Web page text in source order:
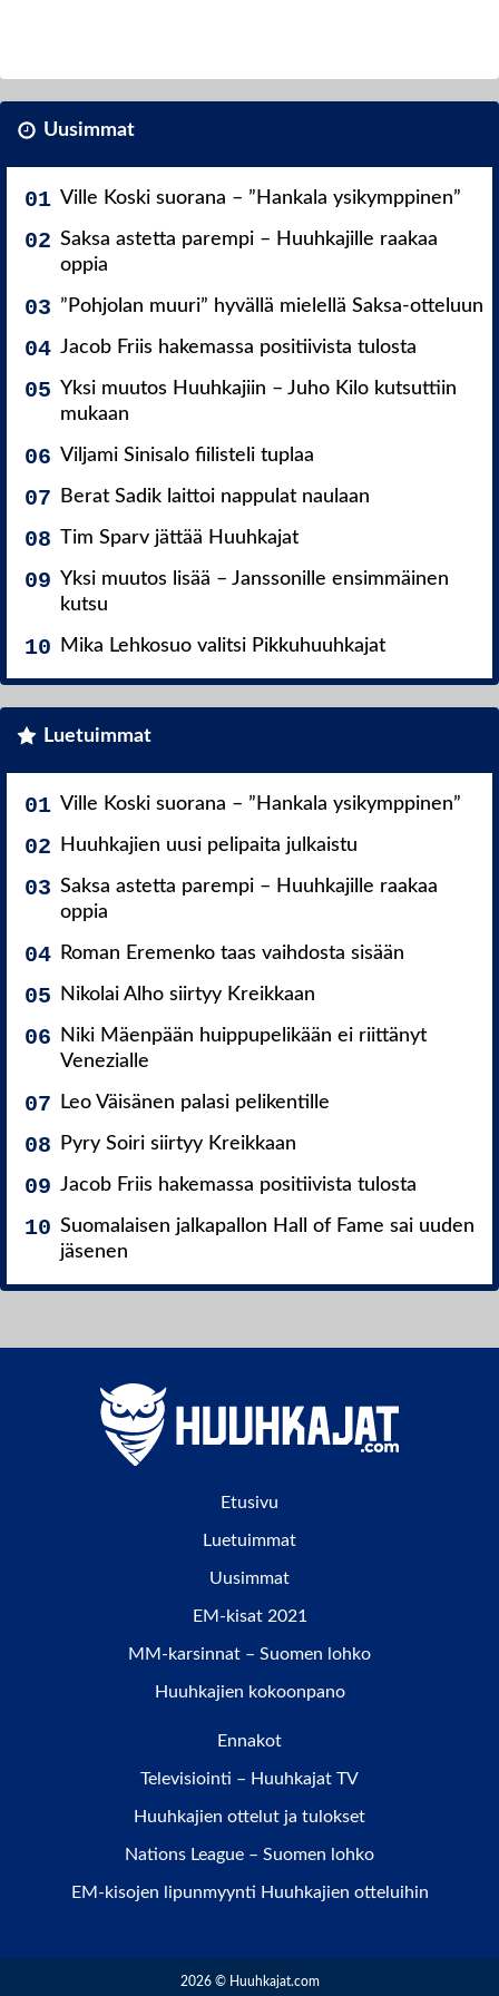
Uusimmat
Ville Koski suorana – ”Hankala ysikymppinen”
Saksa astetta parempi – Huuhkajille raakaa
oppia
”Pohjolan muuri” hyvällä mielellä Saksa-otteluun
Jacob Friis hakemassa positiivista tulosta
Yksi muutos Huuhkajiin – Juho Kilo kutsuttiin
mukaan
Viljami Sinisalo fiilisteli tuplaa
Berat Sadik laittoi nappulat naulaan
Tim Sparv jättää Huuhkajat
Yksi muutos lisää – Janssonille ensimmäinen
kutsu
Mika Lehkosuo valitsi Pikkuhuuhkajat
Luetuimmat
Ville Koski suorana – ”Hankala ysikymppinen”
Huuhkajien uusi pelipaita julkaistu
Saksa astetta parempi – Huuhkajille raakaa
oppia
Roman Eremenko taas vaihdosta sisään
Nikolai Alho siirtyy Kreikkaan
Niki Mäenpään huippupelikään ei riittänyt
Venezialle
Leo Väisänen palasi pelikentille
Pyry Soiri siirtyy Kreikkaan
Jacob Friis hakemassa positiivista tulosta
Suomalaisen jalkapallon Hall of Fame sai uuden
jäsenen
Etusivu
Luetuimmat
Uusimmat
EM-kisat 2021
MM-karsinnat – Suomen lohko
Huuhkajien kokoonpano
Ennakot
Televisiointi – Huuhkajat TV
Huuhkajien ottelut ja tulokset
Nations League – Suomen lohko
EM-kisojen lipunmyynti Huuhkajien otteluihin
2026 © Huuhkajat.com